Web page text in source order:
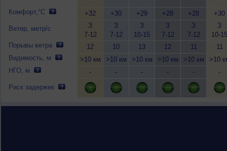
Комфорт,°C
Ветер, метр/с
Порывы ветра
Видимость, м
НГО, м
Риск задержек
+32
З
7-12
12
>10 км
-
+30
З
7-12
10
>10 км
-
+29
З
10-15
13
>10 км
-
+28
З
7-12
12
>10 км
-
+28
З
7-12
11
>10 км
-
+30
З
10-15
11
>10
-